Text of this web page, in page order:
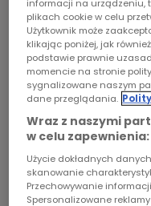
Czwórka
PR24
Kierowcy
Dzieci
STRONA GŁÓWNA>
Aneks do
STUDIO REPORTAŻU I
informacji na urządzeniu,
plikach cookie w celu
Użytkownik może
klikając poniżej, jak
podstawie prawnie
momencie na stronie
sygnalizowane naszym
dane przeglądania.
Wraz z naszymi
w celu zapewnienia:
Użycie dokładnych
skanowanie
Przechowywanie
Spersonalizowane